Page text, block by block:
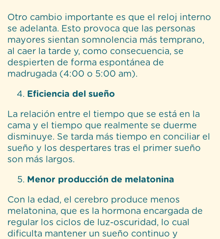
Otro cambio importante es que el reloj interno
se adelanta. Esto provoca que las personas
mayores sientan somnolencia más temprano,
al caer la tarde y, como consecuencia, se
despierten de forma espontánea de
madrugada (4:00 o 5:00 am).
Eficiencia del sueño
La relación entre el tiempo que se está en la
cama y el tiempo que realmente se duerme
disminuye. Se tarda más tiempo en conciliar el
sueño y los despertares tras el primer sueño
son más largos.
Menor producción de melatonina
Con la edad, el cerebro produce menos
melatonina, que es la hormona encargada de
regular los ciclos de luz-oscuridad, lo cual
dificulta mantener un sueño continuo y